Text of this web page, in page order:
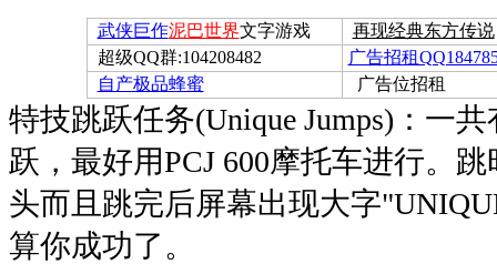
武侠巨作泥巴世界文字游戏
再现经典东方传说
超级QQ群:104208482
广告招租
自产极品蜂蜜
广告位招租
特技跳跃任务(Unique Jumps)：一
跃，最好用PCJ 600摩托车进行。
头而且跳完后屏幕出现大字
算你成功了。